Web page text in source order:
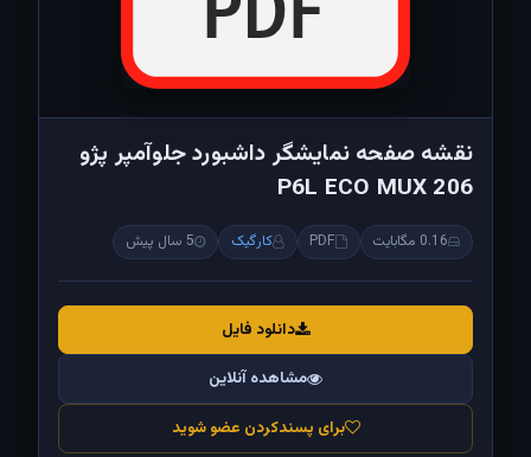
نقشه صفحه نمایشگر داشبورد جلوآمپر پژو
206 P6L ECO MUX
0.16 مگابایت PDF کارگیک 5 سال پیش
دانلود فایل
مشاهده آنلاین
برای پسندکردن عضو شوید